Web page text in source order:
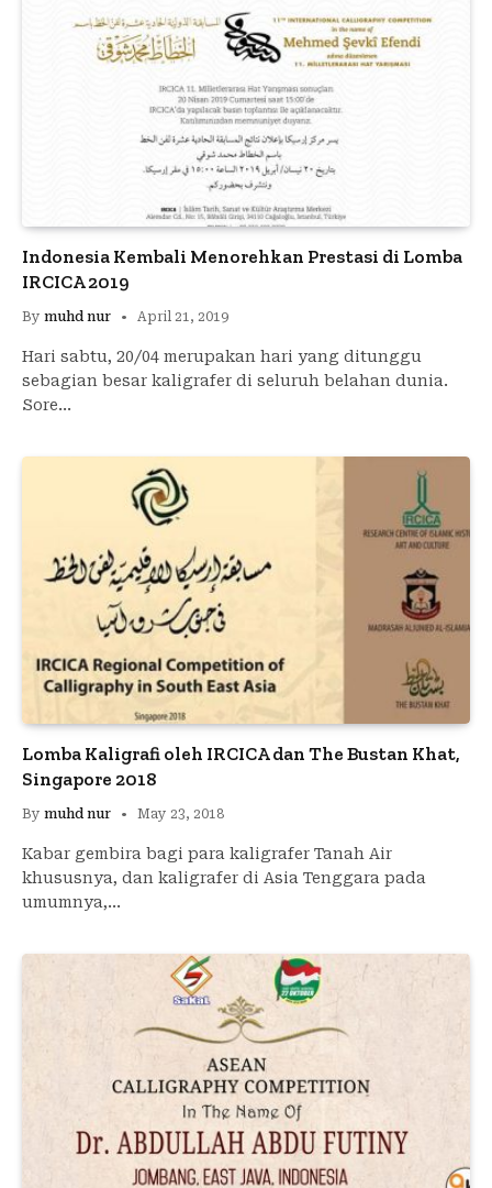
Indonesia Kembali Menorehkan Prestasi di Lomba
IRCICA 2019
By muhd nur April 21, 2019
Hari sabtu, 20/04 merupakan hari yang ditunggu
sebagian besar kaligrafer di seluruh belahan dunia.
Sore…
Lomba Kaligrafi oleh IRCICA dan The Bustan Khat,
Singapore 2018
By muhd nur May 23, 2018
Kabar gembira bagi para kaligrafer Tanah Air
khususnya, dan kaligrafer di Asia Tenggara pada
umumnya,…